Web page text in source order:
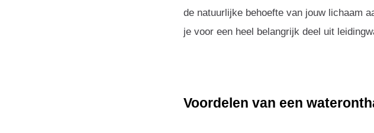
de natuurlijke behoefte van jouw lichaam
je voor een heel belangrijk deel uit
Voordelen van een